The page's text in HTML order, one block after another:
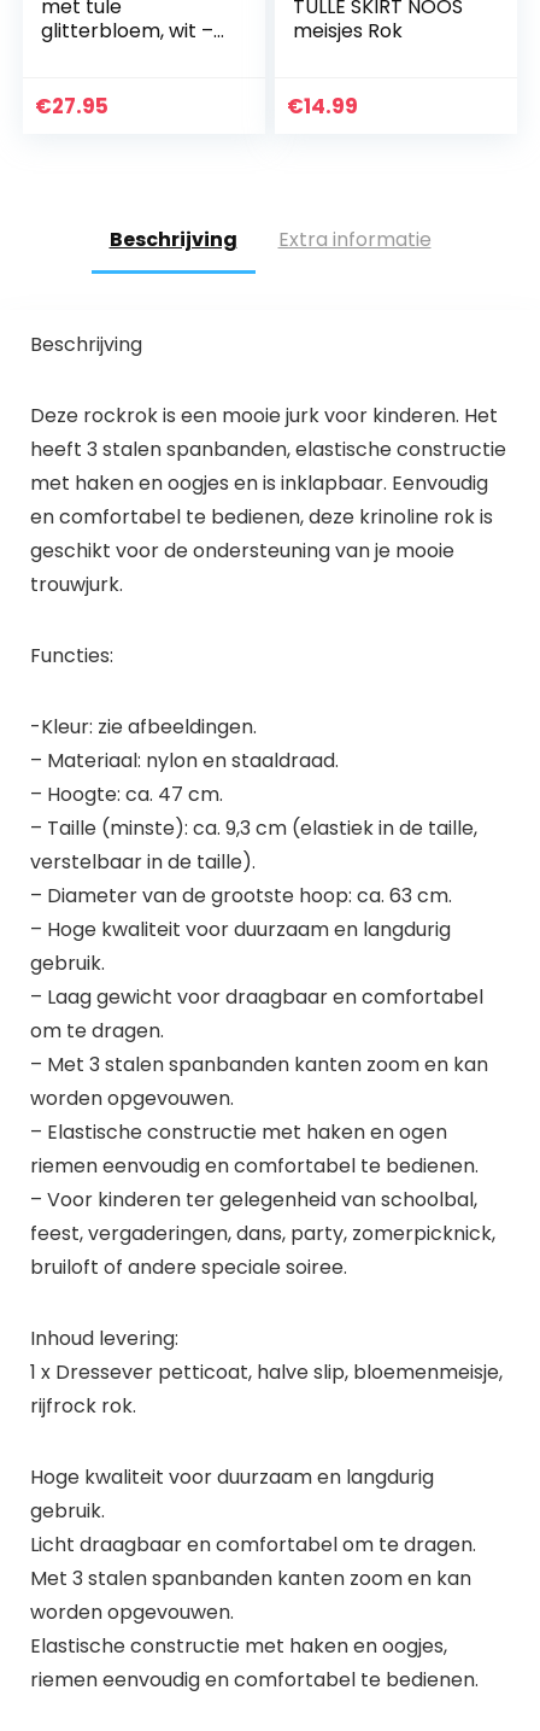
met tule
glitterbloem, wit –
€27.95
TULLE SKIRT NOOS
meisjes Rok
€14.99
Beschrijving Extra informatie
Beschrijving
Deze rockrok is een mooie jurk voor kinderen. Het
heeft 3 stalen spanbanden, elastische constructie
met haken en oogjes en is inklapbaar. Eenvoudig
en comfortabel te bedienen, deze krinoline rok is
geschikt voor de ondersteuning van je mooie
trouwjurk.
Functies:
-Kleur: zie afbeeldingen.
– Materiaal: nylon en staaldraad.
– Hoogte: ca. 47 cm.
– Taille (minste): ca. 9,3 cm (elastiek in de taille,
verstelbaar in de taille).
– Diameter van de grootste hoop: ca. 63 cm.
– Hoge kwaliteit voor duurzaam en langdurig
gebruik.
– Laag gewicht voor draagbaar en comfortabel
om te dragen.
– Met 3 stalen spanbanden kanten zoom en kan
worden opgevouwen.
– Elastische constructie met haken en ogen
riemen eenvoudig en comfortabel te bedienen.
– Voor kinderen ter gelegenheid van schoolbal,
feest, vergaderingen, dans, party, zomerpicknick,
bruiloft of andere speciale soiree.
Inhoud levering:
1 x Dressever petticoat, halve slip, bloemenmeisje,
rijfrock rok.
Hoge kwaliteit voor duurzaam en langdurig
gebruik.
Licht draagbaar en comfortabel om te dragen.
Met 3 stalen spanbanden kanten zoom en kan
worden opgevouwen.
Elastische constructie met haken en oogjes,
riemen eenvoudig en comfortabel te bedienen.